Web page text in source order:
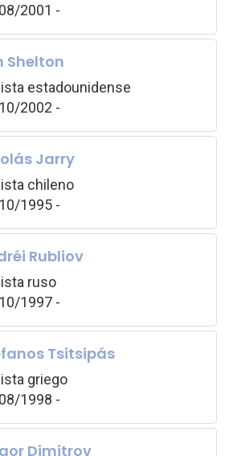
2001 -
Shelton
estadounidense
2002 -
Jarry
chileno
1995 -
Rubliov
ruso
1997 -
Tsitsipás
griego
1998 -
Dimitrov